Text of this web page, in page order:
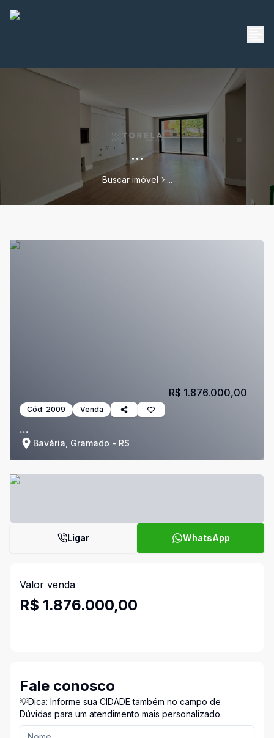
...
Buscar imóvel ...
Cód: 2009 Venda
...
Bavária, Gramado - RS
R$ 1.876.000,00
Ligar WhatsApp
Valor venda
R$ 1.876.000,00
Fale conosco
💡Dica: Informe sua CIDADE também no campo de
Dúvidas para um atendimento mais personalizado.